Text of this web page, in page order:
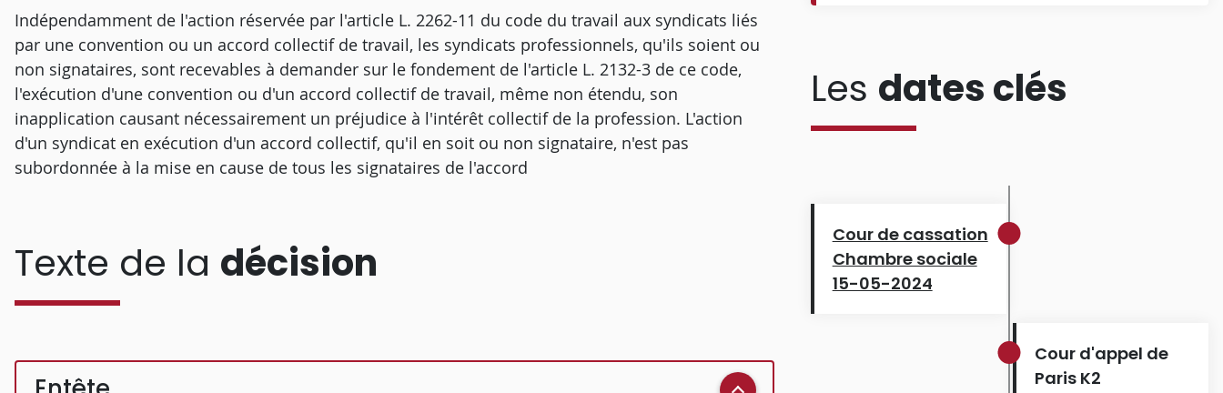
Indépendamment de l'action réservée par l'article L. 2262-11 du code du travail aux syndicats liés
par une convention ou un accord collectif de travail, les syndicats professionnels, qu'ils soient ou
non signataires, sont recevables à demander sur le fondement de l'article L. 2132-3 de ce code,
l'exécution d'une convention ou d'un accord collectif de travail, même non étendu, son
inapplication causant nécessairement un préjudice à l'intérêt collectif de la profession. L'action
d'un syndicat en exécution d'un accord collectif, qu'il en soit ou non signataire, n'est pas
subordonnée à la mise en cause de tous les signataires de l'accord
Texte de la décision
Les dates clés
Cour de cassation
Chambre sociale
15-05-2024
Cour d'appel de
Paris K2